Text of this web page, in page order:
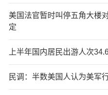
美国法官暂时叫停五角大楼
定
上半年国内居民出游人次
民调：半数美国人认为美军